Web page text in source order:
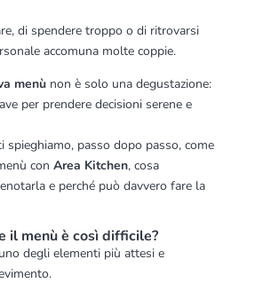
di spendere troppo o di ritrovarsi
accomuna molte coppie.
menùnon è solo una degustazione:
per prendere decisioni serene e
spieghiamo, passo dopo passo, come
con Area Kitchen, cosa
e perché può davvero fare la
il menù è così difficile?
degli elementi più attesi e